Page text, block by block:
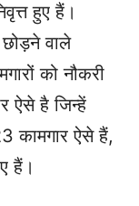
हुए हैं।
वाले
को नौकरी
ऐसे है जिन्हें
कामगार ऐसे हैं,
हैं।